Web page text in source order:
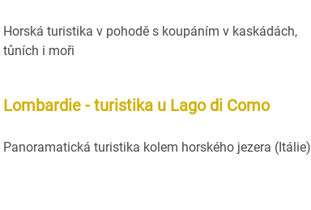
Horská turistika v pohodě s koupáním v kaskádách,
tůních i moři
Lombardie - turistika u Lago di Como
Panoramatická turistika kolem horského jezera (Itálie)